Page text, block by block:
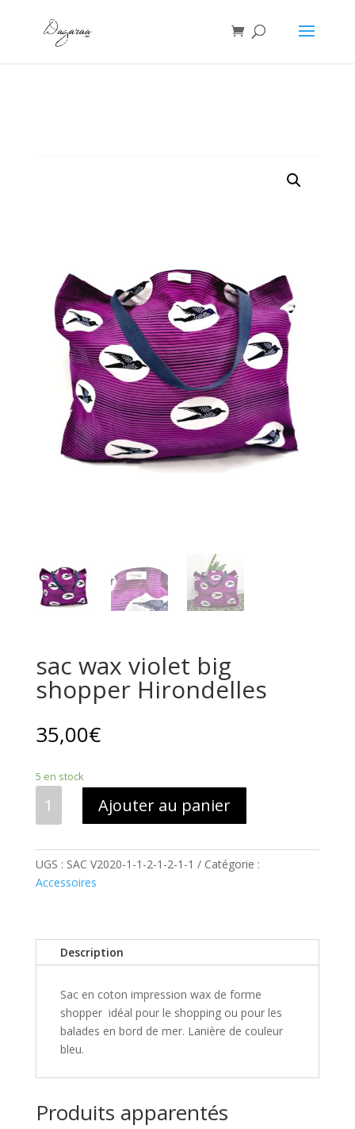
sac wax violet big
shopper Hirondelles
35,00€
5 en stock
wax
violet
big
Ajouter au panier
UGS : SAC V2020-1-1-2-1-2-1-1
Catégorie :
Accessoires
Description
Sac en coton impression wax de forme
shopper idéal pour le shopping ou pour les
balades en bord de mer. Lanière de couleur
bleu.
Produits apparentés